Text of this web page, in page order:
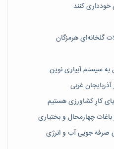
خودداری کنند
گلخانه‌ای هرمزگان
کارِ کشاورزی هستیم
صرفه جویی آب و انرژی